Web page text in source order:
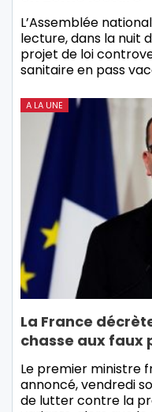
L’Assemblée
lecture, dans la nuit
projet de loi
sanitaire en pass
A LA UNE
La France
chasse aux faux
Le premier ministre
annoncé, vendredi
de lutter contre la